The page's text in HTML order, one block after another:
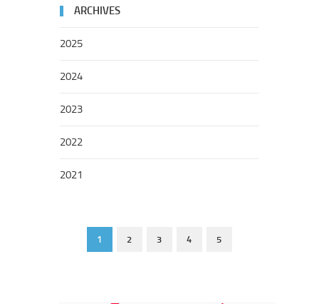
ARCHIVES
2025
2024
2023
2022
2021
1 2 3 4 5